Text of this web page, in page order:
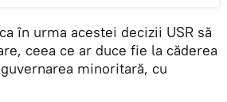
în urma acestei decizii USR să
ceea ce ar duce fie la căderea
minoritară, cu